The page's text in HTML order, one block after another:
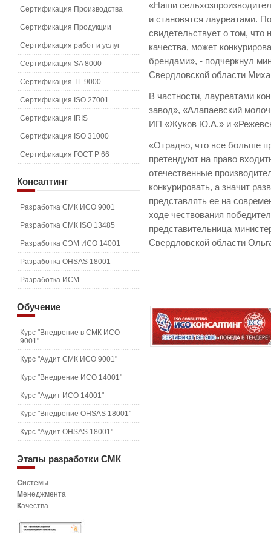
«Наши
и становятся лауреатами.
свидетельствует о том, что
качества, может
брендами», - подчеркнул
Свердловской области
В частности, лауреатами
завод», «Алапаевский
ИП «Жуков Ю.А.» и
«Отрадно, что все больше
претендуют на право
отечественные
конкурировать, а значит
представлять ее на
ходе чествования
представительница
Свердловской области
Сертификация Производства
Сертификация Продукции
Сертификация работ и услуг
Сертификация SA 8000
Сертификация TL 9000
Сертификация ISO 27001
Сертификация IRIS
Сертификация ISO 31000
Сертификация ГОСТ Р 66
Консалтинг
Разработка СМК ИСО 9001
Разработка СМК ISO 13485
Разработка СЭМ ИСО 14001
Разработка OHSAS 18001
Разработка ИСМ
Обучение
Курс "Внедрение в СМК ИСО
9001"
Курс "Аудит СМК ИСО 9001"
Курс "Внедрение ИСО 14001"
Курс "Аудит ИСО 14001"
Курс "Внедрение OHSAS 18001"
Курс "Аудит OHSAS 18001"
Этапы разработки СМК
Системы
Менеджмента
Качества